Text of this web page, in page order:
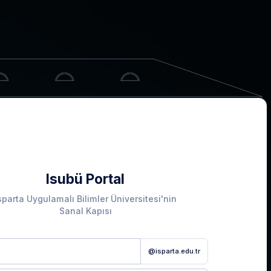
Isubü Portal
Uygulamalı Bilimler Üniversitesi'nin
Sanal Kapısı
@isparta.edu.tr